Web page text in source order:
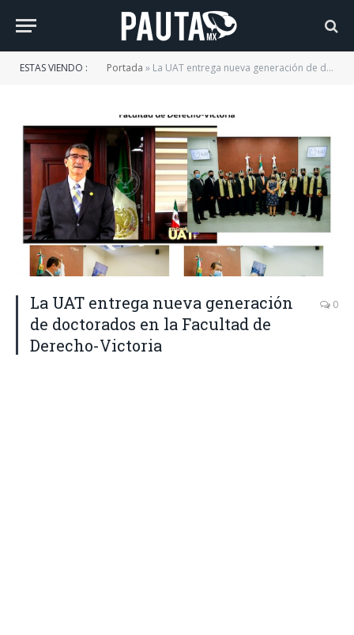
ESTAS VIENDO : Portada » La UAT entrega nueva generación de doctorados en la Facultad de Derecho-Victoria
La UAT entrega nueva generación
de doctorados en la Facultad de
Derecho-Victoria
0